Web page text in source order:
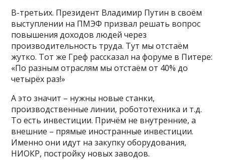
В-третьих. Президент Владимир Путин в своём
выступлении на ПМЭФ призвал решать вопрос
повышения доходов людей через
производительность труда. Тут мы отстаём
жутко. Тот же Греф рассказал на форуме в Питере:
«По разным отраслям мы отстаём от 40% до
четырёх раз!»
А это значит – нужны новые станки,
производственные линии, робототехника и т.д.
То есть инвестиции. Причём не внутренние, а
внешние – прямые иностранные инвестиции.
Именно они идут на закупку оборудования,
НИОКР, постройку новых заводов.